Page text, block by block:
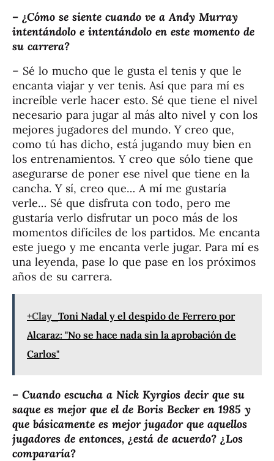
– ¿Cómo se siente cuando ve a Andy Murray
intentándolo e intentándolo en este momento de
su carrera?
– Sé lo mucho que le gusta el tenis y que le
encanta viajar y ver tenis. Así que para mí es
increíble verle hacer esto. Sé que tiene el nivel
necesario para jugar al más alto nivel y con los
mejores jugadores del mundo. Y creo que,
como tú has dicho, está jugando muy bien en
los entrenamientos. Y creo que sólo tiene que
asegurarse de poner ese nivel que tiene en la
cancha. Y sí, creo que… A mí me gustaría
verle… Sé que disfruta con todo, pero me
gustaría verlo disfrutar un poco más de los
momentos difíciles de los partidos. Me encanta
este juego y me encanta verle jugar. Para mí es
una leyenda, pase lo que pase en los próximos
años de su carrera.
+Clay Toni Nadal y el despido de Ferrero por
Alcaraz: "No se hace nada sin la aprobación de
Carlos"
– Cuando escucha a Nick Kyrgios decir que su
saque es mejor que el de Boris Becker en 1985 y
que básicamente es mejor jugador que aquellos
jugadores de entonces, ¿está de acuerdo? ¿Los
compararía?